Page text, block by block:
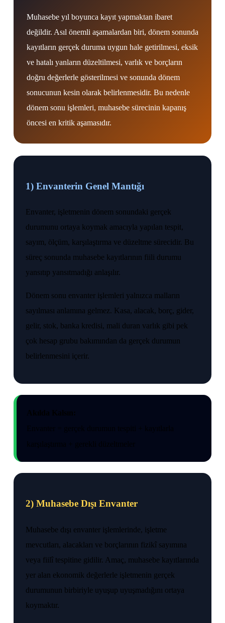
Muhasebe yıl boyunca kayıt yapmaktan ibaret
değildir. Asıl önemli aşamalardan biri, dönem sonunda
kayıtların gerçek duruma uygun hale getirilmesi, eksik
ve hatalı yanların düzeltilmesi, varlık ve borçların
doğru değerlerle gösterilmesi ve sonunda dönem
sonucunun kesin olarak belirlenmesidir. Bu nedenle
dönem sonu işlemleri, muhasebe sürecinin kapanış
öncesi en kritik aşamasıdır.
1) Envanterin Genel Mantığı
Envanter, işletmenin dönem sonundaki gerçek
durumunu ortaya koymak amacıyla yapılan tespit,
sayım, ölçüm, karşılaştırma ve düzeltme sürecidir. Bu
süreç sonunda muhasebe kayıtlarının fiili durumu
yansıtıp yansıtmadığı anlaşılır.
Dönem sonu envanter işlemleri yalnızca malların
sayılması anlamına gelmez. Kasa, alacak, borç, gider,
gelir, stok, banka kredisi, mali duran varlık gibi pek
çok hesap grubu bakımından da gerçek durumun
belirlenmesini içerir.
2) Muhasebe Dışı Envanter
Muhasebe dışı envanter işlemlerinde, işletme
mevcutları, alacakları ve borçlarının fizikî sayımına
veya fiilî tespitine gidilir. Amaç, muhasebe kayıtlarında
yer alan ekonomik değerlerle işletmenin gerçek
durumunun birbiriyle uyuşup uyuşmadığını ortaya
koymaktır.